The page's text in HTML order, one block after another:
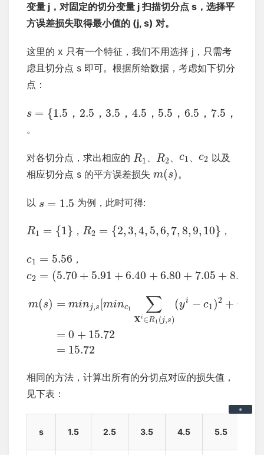
变量 j，对固定的切分变量 j 扫描切分点 s，选择平
方误差损失取得最小值的 (j, s) 对。
这里的 x 只有一个特征，我们不用选择 j，只需考
虑且切分点 s 即可。根据所给数据，考虑如下切分
点：
s = {1.5 ， 2.5 ， 3.5 ，4.5 ， 5.5 ，6.5 ， 7.5 ，
。
对各切分点，求出相应的 R1 、 R2、 c1 、 c2 以及
相应切分点 s 的平方误差损失 m(s)。
以 s = 1.5 为例，此时可得:
R1 = {1} ， R2 = {2, 3,4, 5,6, 7, 8,9, 10} ，
c1 = 5.56 ，
c2 = (5.70 + 5.91 + 6.40 + 6.80 + 7.05 + 8.90
m(s) = minj,s [minc1 ∑
Xi ∈R1 (j,s)
(yi − c1)2 + m
= 0 + 15.72
= 15.72
相同的方法，计算出所有的分切点对应的损失值，
见下表：
s 1.5 2.5 3.5 4.5 5.5